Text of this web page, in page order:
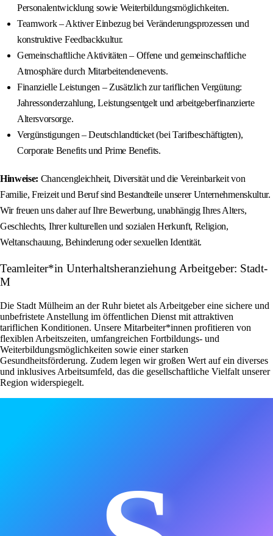
Personalentwicklung sowie Weiterbildungsmöglichkeiten.
Teamwork – Aktiver Einbezug bei Veränderungsprozessen und
konstruktive Feedbackkultur.
Gemeinschaftliche Aktivitäten – Offene und gemeinschaftliche
Atmosphäre durch Mitarbeitendenevents.
Finanzielle Leistungen – Zusätzlich zur tariflichen Vergütung:
Jahressonderzahlung, Leistungsentgelt und arbeitgeberfinanzierte
Altersvorsorge.
Vergünstigungen – Deutschlandticket (bei Tarifbeschäftigten),
Corporate Benefits und Prime Benefits.
Hinweise: Chancengleichheit, Diversität und die Vereinbarkeit von
Familie, Freizeit und Beruf sind Bestandteile unserer Unternehmenskultur.
Wir freuen uns daher auf Ihre Bewerbung, unabhängig Ihres Alters,
Geschlechts, Ihrer kulturellen und sozialen Herkunft, Religion,
Weltanschauung, Behinderung oder sexuellen Identität.
Teamleiter*in Unterhaltsheranziehung Arbeitgeber: Stadt-
M
Die Stadt Mülheim an der Ruhr bietet als Arbeitgeber eine sichere und
unbefristete Anstellung im öffentlichen Dienst mit attraktiven
tariflichen Konditionen. Unsere Mitarbeiter*innen profitieren von
flexiblen Arbeitszeiten, umfangreichen Fortbildungs- und
Weiterbildungsmöglichkeiten sowie einer starken
Gesundheitsförderung. Zudem legen wir großen Wert auf ein diverses
und inklusives Arbeitsumfeld, das die gesellschaftliche Vielfalt unserer
Region widerspiegelt.